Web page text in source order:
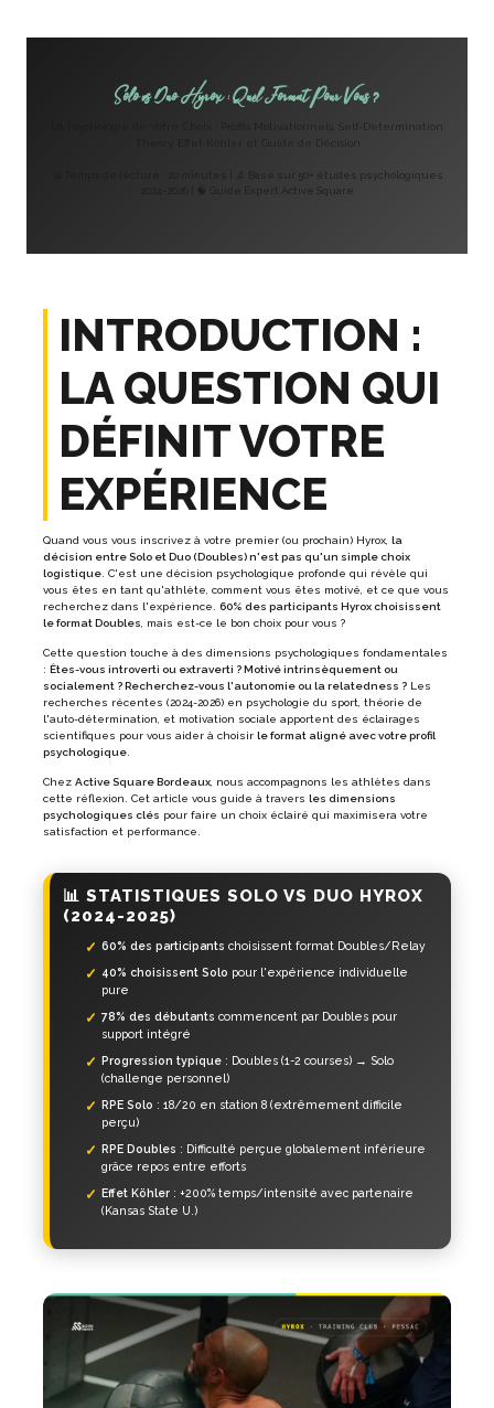
Solo vs Duo Hyrox : Quel Format Pour Vous ?
La Psychologie de Votre Choix : Profils Motivationnels, Self-Determination
Theory, Effet Köhler et Guide de Décision
📊 Temps de lecture : 20 minutes | 🔬 Basé sur 50+ études psychologiques
2024-2026 | 🧠 Guide Expert Active Square
INTRODUCTION :
LA QUESTION QUI
DÉFINIT VOTRE
EXPÉRIENCE
Quand vous vous inscrivez à votre premier (ou prochain) Hyrox, la
décision entre Solo et Duo (Doubles) n'est pas qu'un simple choix
logistique . C'est une décision psychologique profonde qui révèle qui
vous êtes en tant qu'athlète, comment vous êtes motivé, et ce que vous
recherchez dans l'expérience. 60% des participants Hyrox choisissent
le format Doubles , mais est-ce le bon choix pour vous ?
Cette question touche à des dimensions psychologiques fondamentales
: Êtes-vous introverti ou extraverti ? Motivé intrinsèquement ou
socialement ? Recherchez-vous l'autonomie ou la relatedness ? Les
recherches récentes (2024-2026) en psychologie du sport, théorie de
l'auto-détermination, et motivation sociale apportent des éclairages
scientifiques pour vous aider à choisir le format aligné avec votre profil
psychologique
Chez Active Square Bordeaux , nous accompagnons les athlètes dans
cette réflexion. Cet article vous guide à travers les dimensions
psychologiques clés pour faire un choix éclairé qui maximisera votre
satisfaction et performance.
📊 STATISTIQUES SOLO VS DUO HYROX
(2024-2025)
60% des participants choisissent format Doubles/Relay
40% choisissent Solo pour l'expérience individuelle
pure
78% des débutants commencent par Doubles pour
support intégré
Progression typique : Doubles (1-2 courses) → Solo
(challenge personnel)
RPE Solo : 18/20 en station 8 (extrêmement difficile
perçu)
RPE Doubles : Difficulté perçue globalement inférieure
grâce repos entre efforts
Effet Köhler : +200% temps/intensité avec partenaire
(Kansas State U.)
EN CE MOMENT